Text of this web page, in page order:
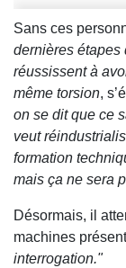
Sans ces
dernières étapes
réussissent à
même torsion,
on se dit que ce
veut
formation
mais ça ne sera
Désormais, il
machines
interrogation."